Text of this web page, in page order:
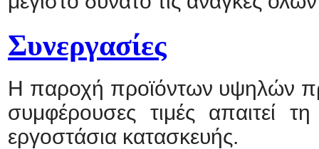
Συνεργασίες
Η παροχή προϊόντων υψηλών
συμφέρουσες τιμές απαιτεί
εργοστάσια κατασκευής.